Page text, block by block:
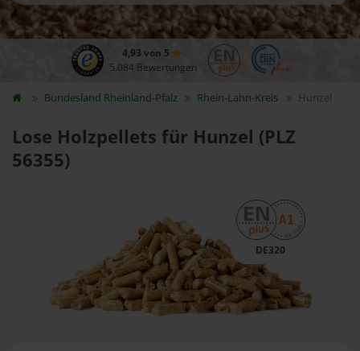
4,93 von 5
5.084 Bewertungen
Bundesland Rheinland-Pfalz Rhein-Lahn-Kreis Hunzel
Lose Holzpellets für Hunzel (PLZ
56355)
DE320